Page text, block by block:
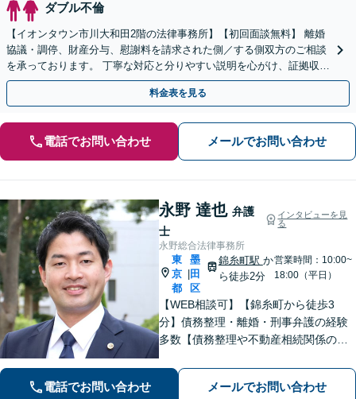
ダブル不倫
【イオンタウン市川大和田2階の法律事務所】【初回面談無料】 離婚
協議・調停、財産分与、慰謝料を請求された側／する側双方のご相談
を承っております。 丁寧な対応と分りやすい説明を心がけ、証拠収集
などのアドバイスも可能です【電話相談可】
料金表を見る
電話でお問い合わせ メールでお問い合わせ
永野 達也 弁護
士
インタビューを見
る
永野総合法律事務所
東
京
都
墨
田
区
錦糸町駅 か
ら徒歩2分
営業時間：10:00~
18:00（平日）
【WEB相談可】【錦糸町から徒歩3
分】債務整理・離婚・刑事弁護の経験
多数【債務整理や不動産相続関係の著
談ください【LINEで連絡可】【夜間・
休日面談可】【完全個室】【法テラス
電話でお問い合わせ メールでお問い合わせ